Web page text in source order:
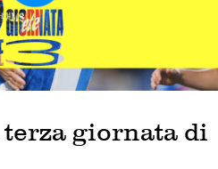
giornata di